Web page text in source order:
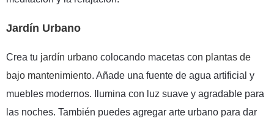
Jardín Urbano
Crea tu jardín urbano colocando macetas con plantas de
bajo mantenimiento. Añade una fuente de agua artificial y
muebles modernos. Ilumina con luz suave y agradable para
las noches. También puedes agregar arte urbano para dar